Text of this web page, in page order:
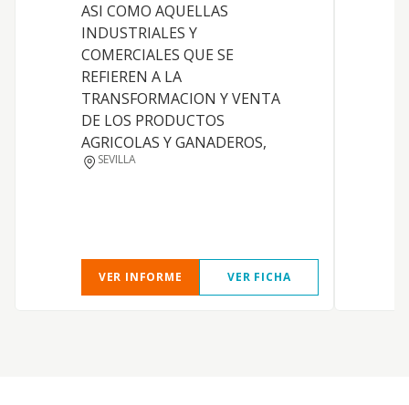
ASI COMO AQUELLAS
INDUSTRIALES Y
COMERCIALES QUE SE
REFIEREN A LA
TRANSFORMACION Y VENTA
DE LOS PRODUCTOS
AGRICOLAS Y GANADEROS,
SEVILLA
VER INFORME VER FICHA